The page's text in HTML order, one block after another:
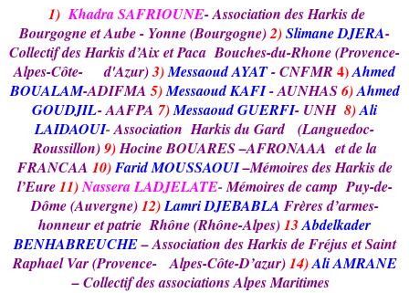
1)Khadra SAFRIOUNE- Association des Harkis de
Bourgogne et Aube - Yonne (Bourgogne)2)Slimane DJERA-
Collectif des Harkis d’Aix et Paca Bouches-du-Rhone (Provence-
Alpes-Côte-
d'Azur)3)Messaoud AYAT- CNFMR 4)Ahmed
BOUALAM-ADIFMA 5)Messaoud KAFI - AUNHAS 6)Ahmed
GOUDJIL- AAFPA 7)Messaoud GUERFI- UNH 8)Ali
LAIDAOUI-Association Harkis du Gard (Languedoc-
Roussillon)9)Hocine BOUARES –AFRONAAA et de la
FRANCAA 10)Farid MOUSSAOUI–Mémoires des Harkis de
l’Eure 11)Nassera LADJELATE-Mémoires de camp Puy-de-
Dôme (Auvergne) 12)Lamri DJEBABLA Frères d’armes-
honneur et patrie Rhône (Rhône-Alpes)13 Abdelkader
BENHABREUCHE– Association des Harkis de Fréjus et Saint
Raphael Var (Provence-Alpes-Côte-D’azur) 14)Ali AMRANE
– Collectif des associations Alpes Maritimes